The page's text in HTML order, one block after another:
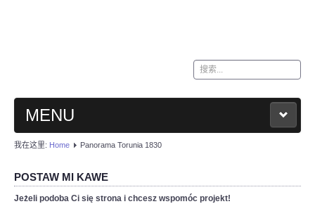
站
内
MENU
HOME
KONTAKT
我在这里: Home Panorama Torunia 1830
POSTAW MI KAWE
Jeżeli podoba Ci się strona i chcesz wspomóc projekt!